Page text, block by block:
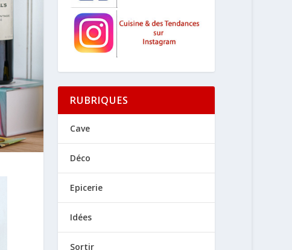
RUBRIQUES
Cave
Déco
Epicerie
Idées
Sortir